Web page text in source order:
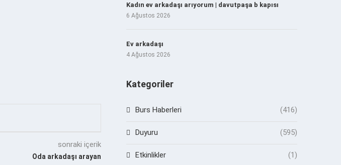
sonraki içerik
Oda arkadaşı arayan
Kadın ev arkadaşı arıyorum | davutpaşa b kapısı
6 Ağustos 2026
Ev arkadaşı
4 Ağustos 2026
Kategoriler
Burs Haberleri (416)
Duyuru (595)
Etkinlikler (1)